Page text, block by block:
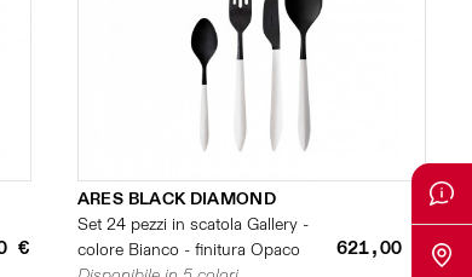
€
ARES BLACK DIAMOND
Set 24 pezzi in scatola Gallery -
colore Bianco - finitura Opaco
621,00 €